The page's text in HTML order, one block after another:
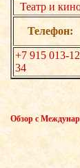
Театр и
Телефон:
+7 915 013-
34
Обзор с